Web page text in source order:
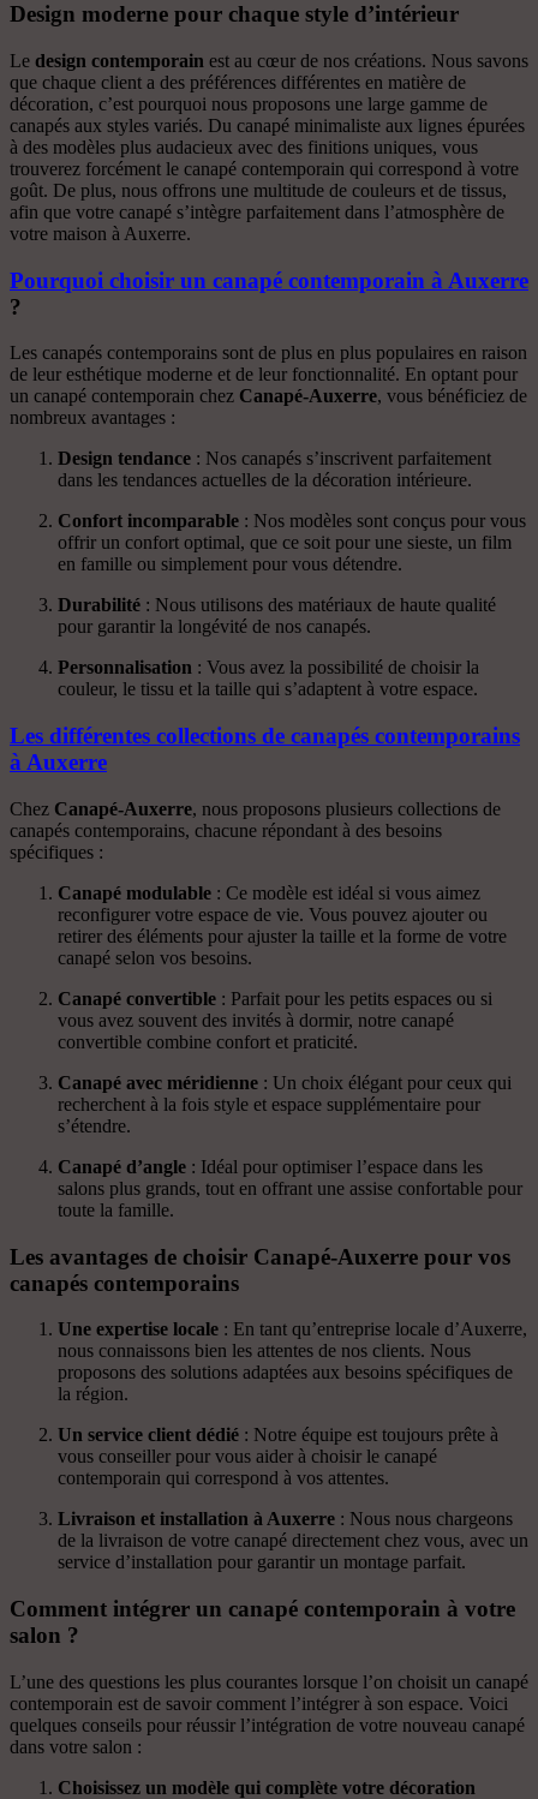
Design moderne pour chaque style d’intérieur
Le design contemporain est au cœur de nos créations. Nous savons
que chaque client a des préférences différentes en matière de
décoration, c’est pourquoi nous proposons une large gamme de
canapés aux styles variés. Du canapé minimaliste aux lignes épurées
à des modèles plus audacieux avec des finitions uniques, vous
trouverez forcément le canapé contemporain qui correspond à votre
goût. De plus, nous offrons une multitude de couleurs et de tissus,
afin que votre canapé s’intègre parfaitement dans l’atmosphère de
votre maison à Auxerre.
Pourquoi choisir un canapé contemporain à Auxerre
?
Les canapés contemporains sont de plus en plus populaires en raison
de leur esthétique moderne et de leur fonctionnalité. En optant pour
un canapé contemporain chez Canapé-Auxerre, vous bénéficiez de
nombreux avantages :
Design tendance : Nos canapés s’inscrivent parfaitement
dans les tendances actuelles de la décoration intérieure.
Confort incomparable : Nos modèles sont conçus pour vous
offrir un confort optimal, que ce soit pour une sieste, un film
en famille ou simplement pour vous détendre.
Durabilité : Nous utilisons des matériaux de haute qualité
pour garantir la longévité de nos canapés.
Personnalisation : Vous avez la possibilité de choisir la
couleur, le tissu et la taille qui s’adaptent à votre espace.
Les différentes collections de canapés contemporains
à Auxerre
Chez Canapé-Auxerre, nous proposons plusieurs collections de
canapés contemporains, chacune répondant à des besoins
spécifiques :
Canapé modulable : Ce modèle est idéal si vous aimez
reconfigurer votre espace de vie. Vous pouvez ajouter ou
retirer des éléments pour ajuster la taille et la forme de votre
canapé selon vos besoins.
Canapé convertible : Parfait pour les petits espaces ou si
vous avez souvent des invités à dormir, notre canapé
convertible combine confort et praticité.
Canapé avec méridienne : Un choix élégant pour ceux qui
recherchent à la fois style et espace supplémentaire pour
s’étendre.
Canapé d’angle : Idéal pour optimiser l’espace dans les
salons plus grands, tout en offrant une assise confortable pour
toute la famille.
Les avantages de choisir Canapé-Auxerre pour vos
canapés contemporains
Une expertise locale : En tant qu’entreprise locale d’Auxerre,
nous connaissons bien les attentes de nos clients. Nous
proposons des solutions adaptées aux besoins spécifiques de
la région.
Un service client dédié : Notre équipe est toujours prête à
vous conseiller pour vous aider à choisir le canapé
contemporain qui correspond à vos attentes.
Livraison et installation à Auxerre : Nous nous chargeons
de la livraison de votre canapé directement chez vous, avec un
service d’installation pour garantir un montage parfait.
Comment intégrer un canapé contemporain à votre
salon ?
L’une des questions les plus courantes lorsque l’on choisit un canapé
contemporain est de savoir comment l’intégrer à son espace. Voici
quelques conseils pour réussir l’intégration de votre nouveau canapé
dans votre salon :
Choisissez un modèle qui complète votre décoration